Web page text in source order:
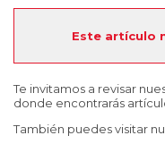
Este artículo
Te invitamos a revisar
donde encontrarás
También puedes visitar